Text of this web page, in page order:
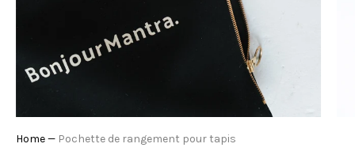
Home— Pochette de rangement pour tapis